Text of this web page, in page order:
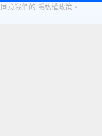
意我們的 隱私權政策。